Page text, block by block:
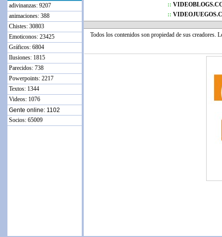
adivinanzas: 9207
animaciones: 388
Chistes: 30803
Emoticonos: 23425
Gráficos: 6804
Ilusiones: 1815
Parecidos: 738
Powerpoints: 2217
Textos: 1344
Videos: 1076
Gente online: 1102
Socios: 65009
::
::
Todos los contenidos son propiedad de sus creadores.